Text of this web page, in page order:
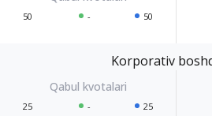
50 - 50
Korporativ
25 - 25